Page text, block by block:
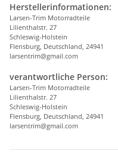
Herstellerinformationen:
Larsen-Trim Motorradteile
Lilienthalstr. 27
Schleswig-Holstein
Flensburg, Deutschland, 24941
larsentrim@gmail.com
verantwortliche Person:
Larsen-Trim Motorradteile
Lilienthalstr. 27
Schleswig-Holstein
Flensburg, Deutschland, 24941
larsentrim@gmail.com